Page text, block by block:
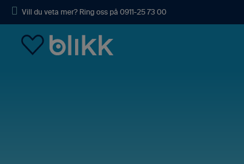
Skip to main content
Vill du veta mer? Ring oss på 0911-25 73 00